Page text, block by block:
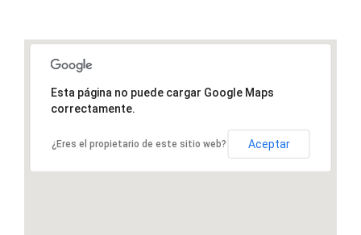
Esta página no puede cargar Google Maps
correctamente.
¿Eres el propietario de este sitio web? Aceptar